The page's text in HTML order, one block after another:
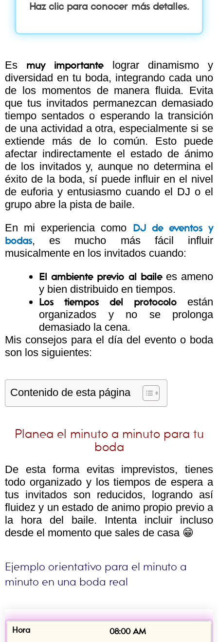
Haz clic para conocer más detalles.
Es muy importantelograr dinamismo y
diversidad en tu boda, integrando cada uno
de los momentos de manera fluida. Evita
que tus invitados permanezcan demasiado
tiempo sentados o esperando la transición
de una actividad a otra, especialmente si se
extiende más de lo común. Esto puede
afectar indirectamente el estado de ánimo
de los invitados y, aunque no determina el
éxito de la boda, sí puede influir en el nivel
de euforia y entusiasmo cuando el DJ o el
grupo abre la pista de baile.
En mi experiencia como
DJ de eventos y
bodas, es mucho más fácil influir
musicalmente en los invitados cuando:
El ambiente previo al bailees ameno
y bien distribuido en tiempos.
Los tiempos del protocolo están
organizados y no se prolonga
demasiado la cena.
Mis consejos para el día del evento o boda
son los siguientes:
Contenido de esta página
Planea el minuto a minuto para tu
boda
De esta forma evitas imprevistos, tienes
todo organizado y los tiempos de espera a
tus invitados son reducidos, logrando así
fluidez y un estado de animo propio previo a
la hora del baile. Intenta incluir incluso
desde el momento que sales de casa 😁
Ejemplo orientativo para el minuto a
minuto en una boda real
08:00 AM